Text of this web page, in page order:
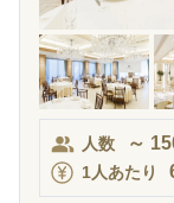
人数 ～
1人あたり